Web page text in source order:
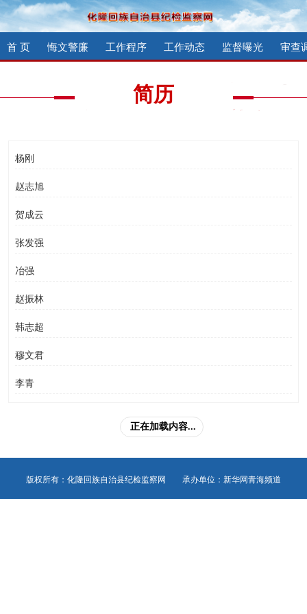
首 页 悔文警廉 工作程序 工作动态 监督曝光 审查
简历
杨刚
赵志旭
贺成云
张发强
冶强
赵振林
韩志超
穆文君
李青
正在加载内容...
版权所有：化隆回族自治县纪检监察网 承办单位：新华网青海频道